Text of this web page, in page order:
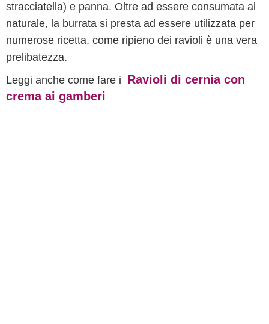
stracciatella) e panna. Oltre ad essere consumata al
naturale, la burrata si presta ad essere utilizzata per
numerose ricetta, come ripieno dei ravioli è una vera
prelibatezza.
Leggi anche come fare i Ravioli di cernia con
crema ai gamberi